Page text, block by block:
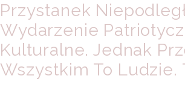
Przystanek
Wydarzenie
Kulturalne. Jednak
Wszystkim To Ludzie.